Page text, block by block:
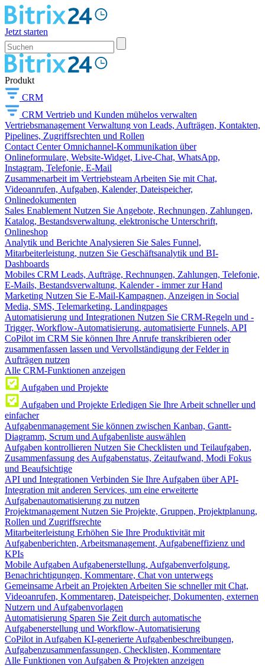
Jetzt starten
Produkt
CRM
CRM Vertrieb und Kunden mühelos verwalten
Vertriebsmanagement Verwaltung von Leads, Aufträgen, Kontakten,
Pipelines, Zugriffsrechten und Rollen
Contact Center Omnichannel-Kommunikation über
Onlineformulare, Website-Widget, Live-Chat, WhatsApp,
Instagram, Telefonie, E-Mail
Zusammenarbeit im Vertriebsteam Arbeiten Sie mit Chat,
Videoanrufen, Aufgaben, Kalender, Dateispeicher,
Onlinedokumenten
Sales Enablement Nutzen Sie Angebote, Rechnungen, Zahlungen,
Katalog, Bestandsverwaltung, elektronische Unterschrift,
Onlineshop
Analytik und Berichte Analysieren Sie Sales Funnel,
Mitarbeiterleistung, nutzen Sie Geschäftsanalytik und BI-
Dashboards
Mobiles CRM Leads, Aufträge, Rechnungen, Zahlungen, Telefonie,
E-Mails, Bestandsverwaltung, Kalender - immer zur Hand
Marketing Nutzen Sie E-Mail-Kampagnen, Anzeigen in Social
Media, SMS, Telemarketing, Landingpages
Automatisierung und Integrationen Nutzen Sie CRM-Regeln und -
Trigger, Workflow-Automatisierung, automatisierte Funnels, API
CoPilot im CRM Sie können Ihre Anrufe transkribieren oder
zusammenfassen lassen und Vervollständigung der Felder in
Aufträgen nutzen
Alle CRM-Funktionen anzeigen
Aufgaben und Projekte
Aufgaben und Projekte Erledigen Sie Ihre Arbeit schneller und
einfacher
Aufgabenmanagement Sie können zwischen Kanban, Gantt-
Diagramm, Scrum und Aufgabenliste auswählen
Aufgaben kontrollieren Nutzen Sie Checklisten und Teilaufgaben,
Zusammenfassung des Aufgabenstatus, Zeitaufwand, Modi Fokus
und Beaufsichtige
API und Integrationen Verbinden Sie Ihre Aufgaben über API-
Integration mit anderen Services, um eine erweiterte
Aufgabenautomatisierung zu nutzen
Projektmanagement Nutzen Sie Projekte, Gruppen, Projektplanung,
Rollen und Zugriffsrechte
Mitarbeiterleistung Erhöhen Sie Ihre Produktivität mit
Aufgabenberichten, Arbeitsmanagement, Aufgabeneffizienz und
KPIs
Mobile Aufgaben Aufgabenerstellung, Aufgabenverfolgung,
Benachrichtigungen, Kommentare, Chat von unterwegs
Gemeinsame Arbeit an Projekten Arbeiten Sie schneller mit Chat,
Videoanrufen, Kommentaren, Dateispeicher, Dokumenten, externen
Nutzern und Aufgabenvorlagen
Automatisierung Sparen Sie Zeit durch automatische
Aufgabenerstellung und Workflow-Automatisierung
CoPilot in Aufgaben KI-generierte Aufgabenbeschreibungen,
Aufgabenzusammenfassungen, Checklisten, Kommentare
Alle Funktionen von Aufgaben & Projekten anzeigen